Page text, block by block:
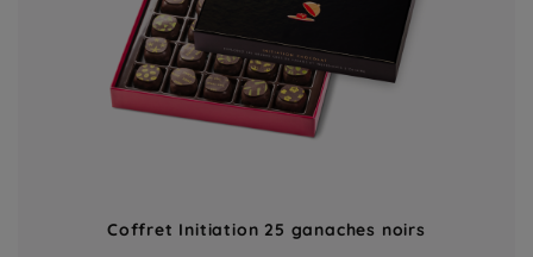
Coffret Initiation 25 ganaches noirs